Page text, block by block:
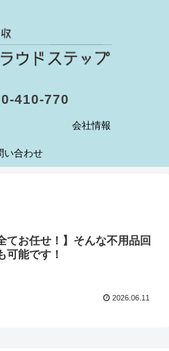
410-770
会社情報
い合わせ
てお任せ！】そんな不用品回
可能です！
2026.06.11